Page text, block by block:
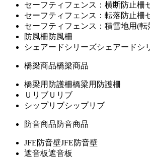
セーフティフェンス：横断防止柵
セーフティフェンス：転落防止柵
セーフティフェンス：積雪地用(転
防風柵防風柵
シェアードシリーズシェアードシ
橋梁商品橋梁商品
橋梁用防護柵橋梁用防護柵
Ｕリブ Ｕリブ
シップリブシップリブ
防音商品防音商品
JFE防音壁JFE防音壁
遮音板遮音板